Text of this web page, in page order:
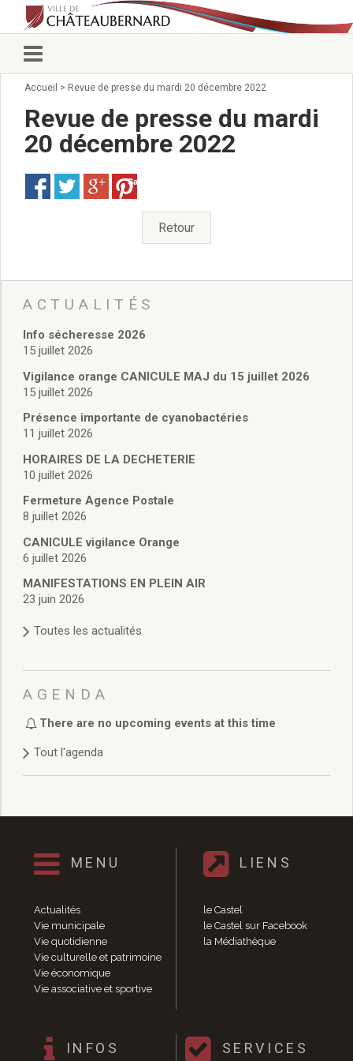
Vie municipale
Conseillers municipaux
Commissions 2026
Arrêtés du Maire
Services municipaux
Pour venir nous voir
administratives
Services Techniques
Affaires Scolaires
Vie associative
Police Municipale/règlementation
Cimetière/réglementation funéraire
Services en ligne
Licences boissons
Cadastre
Actes d’état civil
Budget de Fonctionnement
Budget d’Investissement
Conseils municipaux
Règlement du conseil municipal
Délibérations 2025
Délibérations 2022
Délibérations 2021
Délibérations 2020
Délibérations 2019
Délibérations 2018
Délibérations 2014
Délibérations 2013
Délibérations 2011
Délibérations 2010
Délibérations 2009
Délibérations 2008
Agenda réunions publiques
Marchés publics
Vie quotidienne
Accueil > Revue de presse du mardi 20 décembre 2022
Revue de presse du mardi
20 décembre 2022
Save
Retour
ACTUALITÉS
Info sécheresse 2026
15 juillet 2026
Vigilance orange CANICULE MAJ du 15 juillet 2026
15 juillet 2026
Présence importante de cyanobactéries
11 juillet 2026
HORAIRES DE LA DECHETERIE
10 juillet 2026
Fermeture Agence Postale
8 juillet 2026
CANICULE vigilance Orange
6 juillet 2026
MANIFESTATIONS EN PLEIN AIR
23 juin 2026
Toutes les actualités
AGENDA
There are no upcoming events at this time
Tout l'agenda
MENU
Actualités
Vie municipale
Vie quotidienne
Vie culturelle et patrimoine
Vie économique
Vie associative et sportive
LIENS
le Castel
le Castel sur Facebook
la Médiathèque
INFOS SERVICES